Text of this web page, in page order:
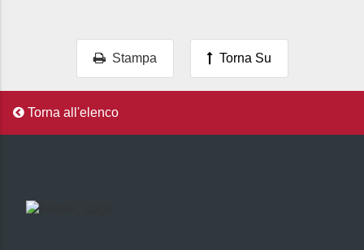
Stampa Torna Su
Torna all'elenco